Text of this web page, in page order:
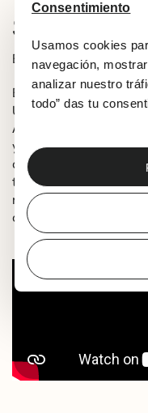
Consentimiento
Usamos cookies
navegación,
analizar nuestro
todo” das tu
SOBRE EL
Entradas a la venta a
Este original
Umore Azoka de Leioa
Artes Escénicas) nos
y Sara, dos artistas
después de sufrir un
través de la amistad y
recuperar lo que
demostrar que aún